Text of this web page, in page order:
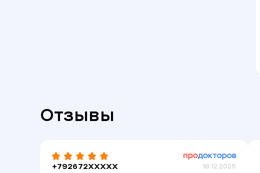
Отзывы
+792672XXXXX 18.12.2025